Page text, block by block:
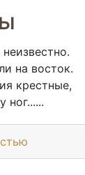
на восток.
крестные,
ног......